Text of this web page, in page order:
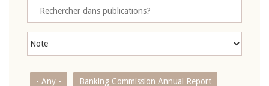
- Any - Banking Commission Annual Report